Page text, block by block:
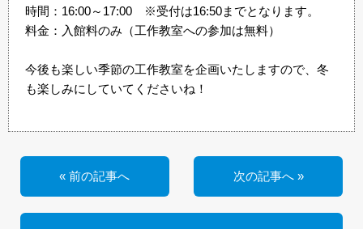
時間：16:00～17:00 ※受付は16:50までとなります。
料金：入館料のみ（工作教室への参加は無料）
今後も楽しい季節の工作教室を企画いたしますので、冬
も楽しみにしていてくださいね！
« 前の記事へ 次の記事へ »